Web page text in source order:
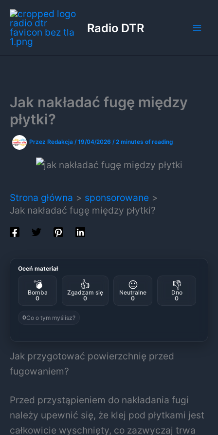
Przejdź
do
treści
Radio DTR
Jak nakładać fugę między
płytki?
Przez Redakcja /19/04/2026 /2 minutes of reading
Strona główna
sponsorowane
Jak nakładać fugę między płytki?
Oceń materiał
💣
Bomba
0
👍
Zgadzam się
0
😐
Neutralne
0
👎
Dno
0
0Co o tym myślisz?
Jak przygotować powierzchnię przed
fugowaniem?
Przed przystąpieniem do nakładania fugi
należy upewnić się, że klej pod płytkami jest
całkowicie wyschnięty, co zazwyczaj trwa